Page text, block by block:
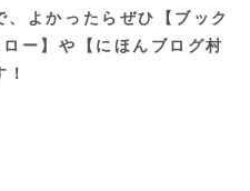
よかったらぜひ【ブック
ー】や【にほんブログ村